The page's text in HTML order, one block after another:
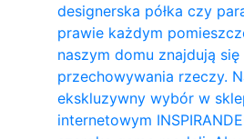
designerska półka czy
prawie każdym
naszym domu znajdują się
przechowywania rzeczy.
ekskluzywny wybór w
internetowym